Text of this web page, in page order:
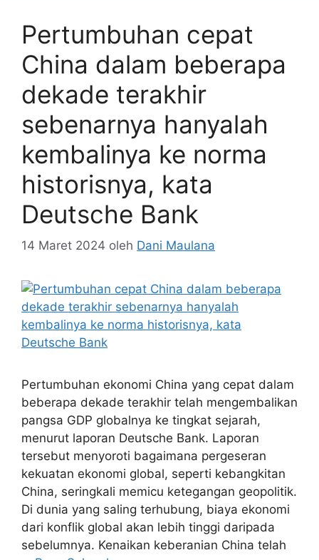
Pertumbuhan cepat
China dalam beberapa
dekade terakhir
sebenarnya hanyalah
kembalinya ke norma
historisnya, kata
Deutsche Bank
14 Maret 2024 oleh Dani Maulana
Pertumbuhan ekonomi China yang cepat dalam
beberapa dekade terakhir telah mengembalikan
pangsa GDP globalnya ke tingkat sejarah,
menurut laporan Deutsche Bank. Laporan
tersebut menyoroti bagaimana pergeseran
kekuatan ekonomi global, seperti kebangkitan
China, seringkali memicu ketegangan geopolitik.
Di dunia yang saling terhubung, biaya ekonomi
dari konflik global akan lebih tinggi daripada
sebelumnya. Kenaikan keberanian China telah